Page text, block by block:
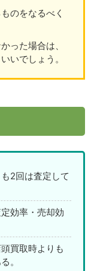
のをなるべく
った場合は、
いでしょう。
2回は査定して
効率・売却効
買取時よりも
。